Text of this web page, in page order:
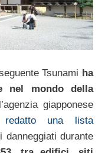
Tsunami ha
nel mondo della
giapponese
una lista
durante